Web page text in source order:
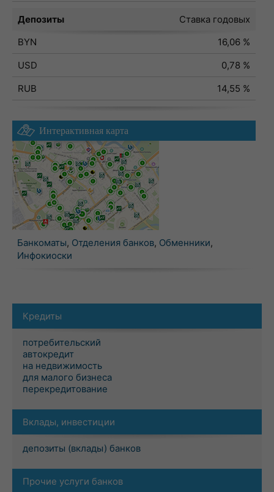
Депозиты
Ставка годовых
BYN
16,06 %
USD
0,78 %
RUB
14,55 %
Интерактивная карта
Банкоматы, Отделения банков, Обменники,
Инфокиоски
Кредиты
потребительский
автокредит
на недвижимость
для малого бизнеса
перекредитование
Вклады, инвестиции
депозиты (вклады) банков
Прочие услуги банков